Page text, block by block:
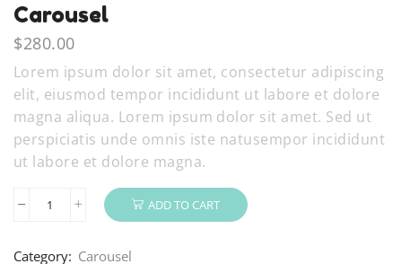
Carousel
$280.00
Lorem ipsum dolor sit amet, consectetur adipiscing
elit, eiusmod tempor incididunt ut labore et dolore
magna aliqua. Lorem ipsum dolor sit amet. Sed ut
perspiciatis unde omnis iste natusempor incididunt
ut labore et dolore magna.
ADD TO CART
Category: Carousel